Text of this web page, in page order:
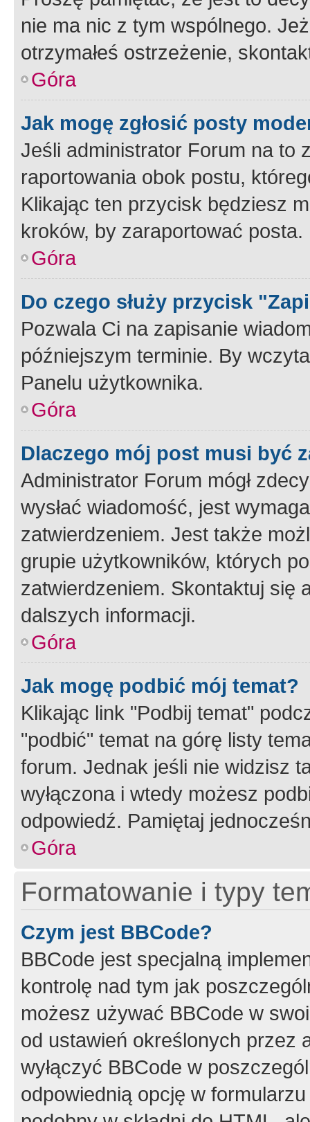
nie ma nic z tym wspólnego.
otrzymałeś ostrzeżenie,
Góra
Jak mogę zgłosić posty
Jeśli administrator Forum na to
raportowania obok postu,
Klikając ten przycisk będziesz
kroków, by zaraportować posta.
Góra
Do czego służy przycisk
Pozwala Ci na zapisanie
późniejszym terminie. By
Panelu użytkownika.
Góra
Dlaczego mój post musi być
Administrator Forum mógł
wysłać wiadomość, jest
zatwierdzeniem. Jest także
grupie użytkowników, których
zatwierdzeniem. Skontaktuj się
dalszych informacji.
Góra
Jak mogę podbić mój temat?
Klikając link "Podbij temat"
"podbić" temat na górę listy
forum. Jednak jeśli nie widzisz
wyłączona i wtedy możesz
odpowiedź. Pamiętaj
Góra
Formatowanie i typy
Czym jest BBCode?
BBCode jest specjalną
kontrolę nad tym jak
możesz używać BBCode w
od ustawień określonych przez
wyłączyć BBCode w
odpowiednią opcję w